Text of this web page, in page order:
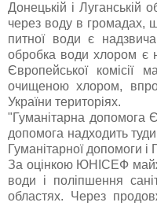
Донецькій і Луганській
через воду в громадах,
питної води є
обробка води хлором є
Європейської
очищеною хлором,
України територіях.
"Гуманітарна допомога
допомога надходить
Гуманітарної допомоги і
За оцінкою ЮНІСЕФ
води і поліпшення
областях. Через